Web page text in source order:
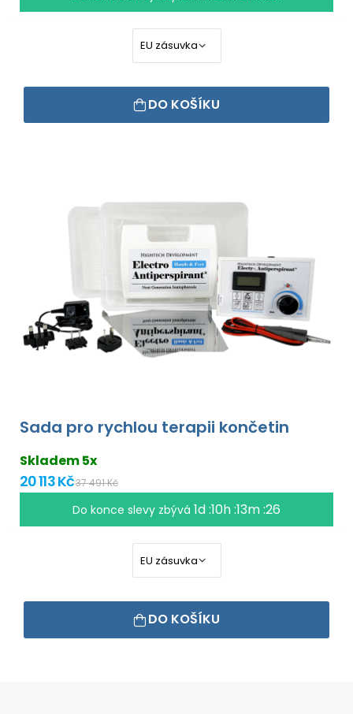
DO KOŠÍKU
Sada pro rychlou terapii končetin
Skladem 5x
20 113 Kč37 491 Kč
Do konce slevy zbývá 1d :10h :13m :25
DO KOŠÍKU